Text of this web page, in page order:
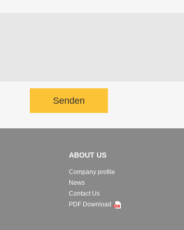
Senden
ABOUT US
Company profile
News
Contact Us
PDF Download